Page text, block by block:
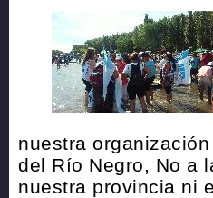
nuestra
del Río Negro, No a
nuestra provincia ni